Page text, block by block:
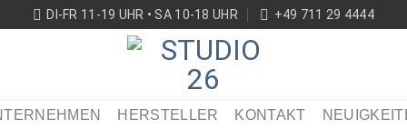
DI-FR 11-19 UHR • SA 10-18 UHR +49 711 29 4444
HERSTELLER KONTAKT